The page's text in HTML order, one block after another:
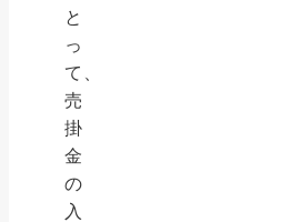
と
っ
て、
売
掛
金
の
入